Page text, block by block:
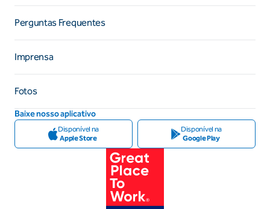
Perguntas Frequentes
Imprensa
Fotos
Baixe nosso aplicativo
Disponível na
Apple Store
Disponível na
Google Play